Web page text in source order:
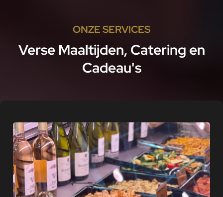
ONZE SERVICES
Verse Maaltijden, Catering en
Cadeau's